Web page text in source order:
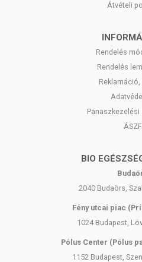
Átvételi
Rendelés
Rendelés
ÁSZF
BIO
2040 Budaörs,
Fény utcai piac
1024 Budapest,
Pólus Center (Pólus
1152 Budapest,